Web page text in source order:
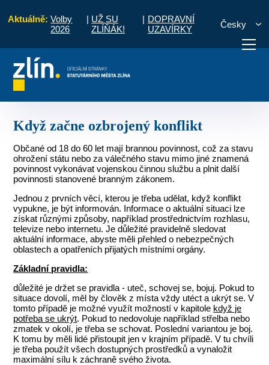
Aktuálně: Volby
2026
| UŽ SU
ZLÍŇÁK!
| DOPRAVNÍ
UZAVÍRKY
Česky
vyřídit Potřebuji zaplatit
Když začne ozbrojený konflikt
Občané od 18 do 60 let mají brannou povinnost, což za stavu
ohrožení státu nebo za válečného stavu mimo jiné znamená
povinnost vykonávat vojenskou činnou službu a plnit další
povinnosti stanovené branným zákonem.
Jednou z prvních věcí, kterou je třeba udělat, když konflikt
vypukne, je být informován. Informace o aktuální situaci lze
získat různými způsoby, například prostřednictvím rozhlasu,
televize nebo internetu. Je důležité pravidelně sledovat
aktuální informace, abyste měli přehled o nebezpečných
oblastech a opatřeních přijatých místními orgány.
Základní pravidla:
důležité je držet se pravidla - uteč, schovej se, bojuj. Pokud to
situace dovolí, měl by člověk z místa vždy utéct a ukrýt se. V
tomto případě je možné využít možností v kapitole když je
potřeba se ukrýt. Pokud to nedovoluje například střelba nebo
zmatek v okolí, je třeba se schovat. Poslední variantou je boj.
K tomu by měli lidé přistoupit jen v krajním případě. V tu chvíli
je třeba použít všech dostupných prostředků a vynaložit
maximální sílu k záchraně svého života.